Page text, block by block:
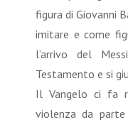
figura di Giovanni
imitare e come
l’arrivo del
Testamento e si
Il Vangelo ci fa
violenza da